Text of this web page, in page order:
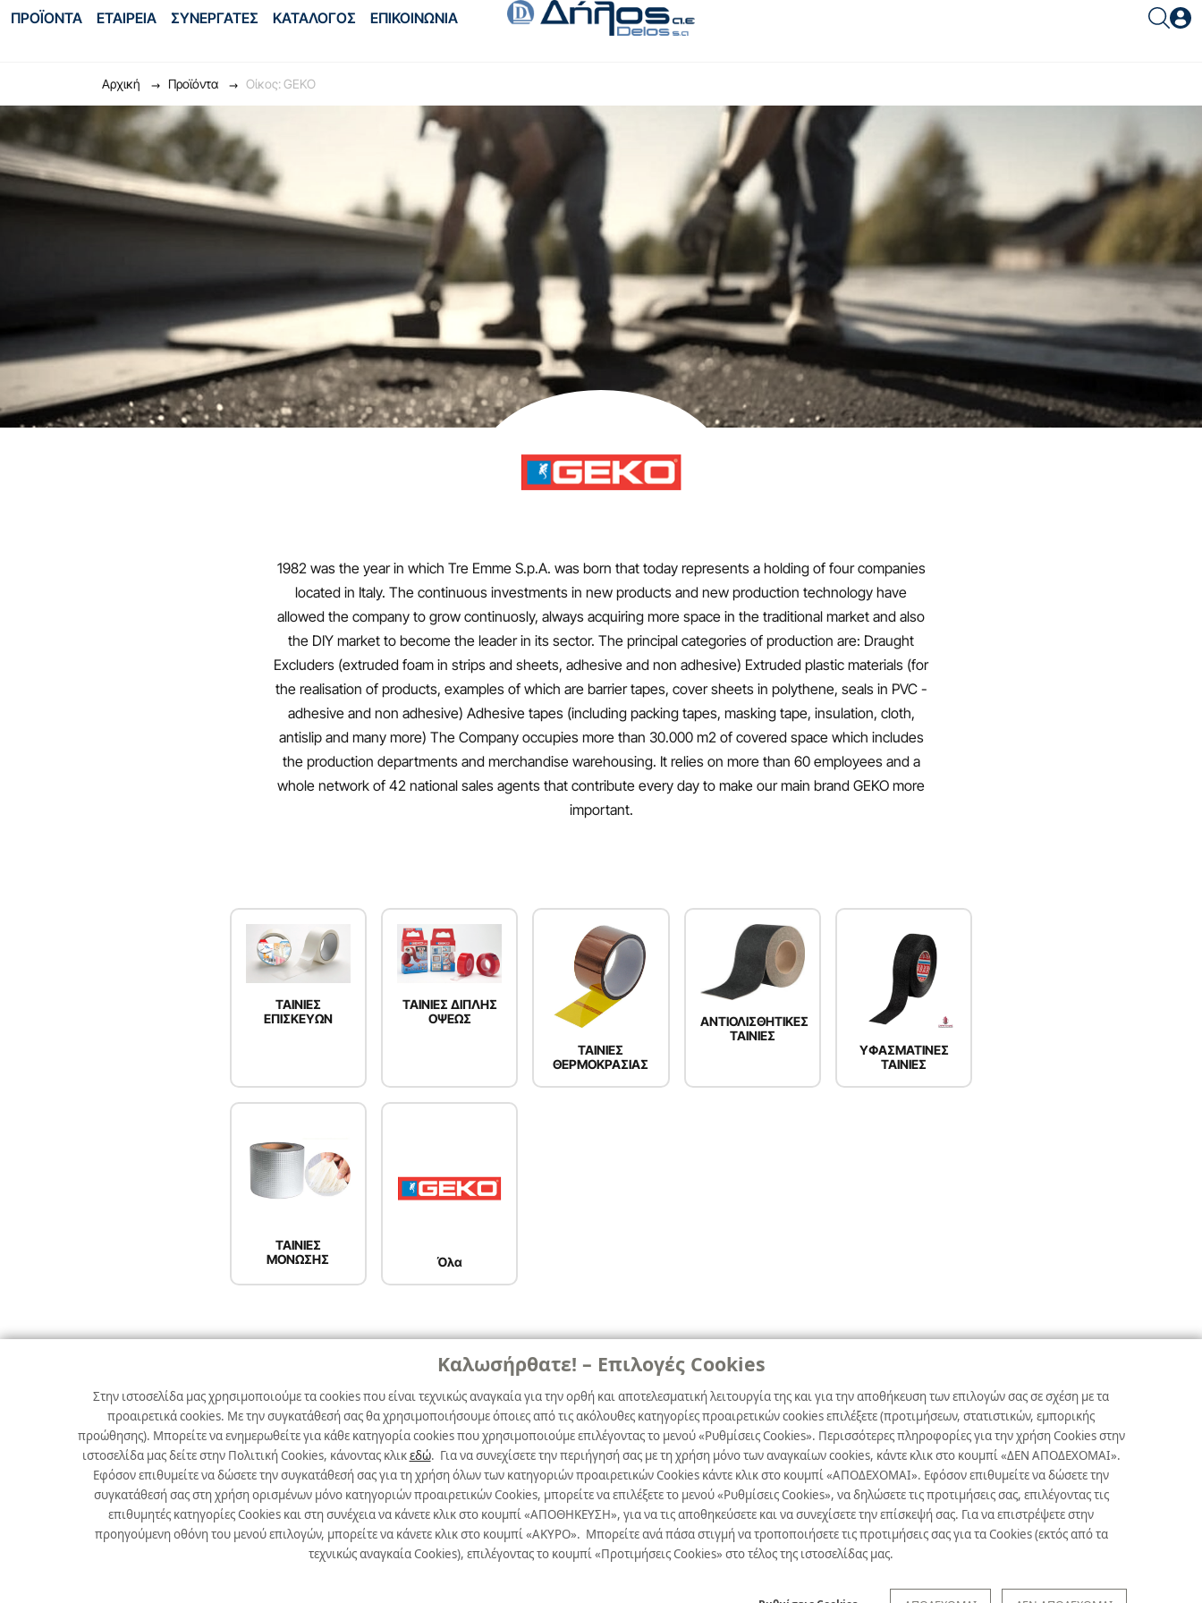
Καλωσήρθατε! – Επιλογές Cookies
Στην ιστοσελίδα μας χρησιμοποιούμε τα cookies που είναι τεχνικώς αναγκαία για την ορθή και αποτελεσματική λειτουργία της και για την αποθήκευση των επιλογών σας σε σχέση με τα
προαιρετικά cookies. Με την συγκατάθεσή σας θα χρησιμοποιήσουμε όποιες από τις ακόλουθες κατηγορίες προαιρετικών cookies επιλέξετε (προτιμήσεων, στατιστικών, εμπορικής
προώθησης). Μπορείτε να ενημερωθείτε για κάθε κατηγορία cookies που χρησιμοποιούμε επιλέγοντας το μενού «Ρυθμίσεις Cookies». Περισσότερες πληροφορίες για την χρήση Cookies στην
ιστοσελίδα μας δείτε στην Πολιτική Cookies, κάνοντας κλικεδώ. Για να συνεχίσετε την περιήγησή σας με τη χρήση μόνο των αναγκαίων cookies, κάντε κλικ στο κουμπί «ΔΕΝ ΑΠΟΔΕΧΟΜΑΙ».
Εφόσον επιθυμείτε να δώσετε την συγκατάθεσή σας για τη χρήση όλων των κατηγοριών προαιρετικών Cookies κάντε κλικ στο κουμπί «ΑΠΟΔΕΧΟΜΑΙ». Εφόσον επιθυμείτε να δώσετε την
συγκατάθεσή σας στη χρήση ορισμένων μόνο κατηγοριών προαιρετικών Cookies, μπορείτε να επιλέξετε το μενού «Ρυθμίσεις Cookies», να δηλώσετε τις προτιμήσεις σας, επιλέγοντας τις
επιθυμητές κατηγορίες Cookies και στη συνέχεια να κάνετε κλικ στο κουμπί «ΑΠΟΘΗΚΕΥΣΗ», για να τις αποθηκεύσετε και να συνεχίσετε την επίσκεψή σας. Για να επιστρέψετε στην
προηγούμενη οθόνη του μενού επιλογών, μπορείτε να κάνετε κλικ στο κουμπί «ΑΚΥΡΟ». Μπορείτε ανά πάσα στιγμή να τροποποιήσετε τις προτιμήσεις σας για τα Cookies (εκτός από τα
τεχνικώς αναγκαία Cookies), επιλέγοντας το κουμπί «Προτιμήσεις Cookies» στο τέλος της ιστοσελίδας μας.
ΠΡΟΪΟΝΤΑ ΕΤΑΙΡΕΙΑ ΣΥΝΕΡΓΑΤΕΣ ΚΑΤΑΛΟΓΟΣ ΕΠΙΚΟΙΝΩΝΙΑ
Ξέχασες το password;
Αρχική Προϊόντα Οίκος: GEKO
1982 was the year in which Tre Emme S.p.A. was born that today represents a holding of four companies
located in Italy. The continuous investments in new products and new production technology have
allowed the company to grow continuosly, always acquiring more space in the traditional market and also
the DIY market to become the leader in its sector. The principal categories of production are: Draught
Excluders (extruded foam in strips and sheets, adhesive and non adhesive) Extruded plastic materials (for
the realisation of products, examples of which are barrier tapes, cover sheets in polythene, seals in PVC -
adhesive and non adhesive) Adhesive tapes (including packing tapes, masking tape, insulation, cloth,
antislip and many more) The Company occupies more than 30.000 m2 of covered space which includes
the production departments and merchandise warehousing. It relies on more than 60 employees and a
whole network of 42 national sales agents that contribute every day to make our main brand GEKO more
important.
ΤΑΙΝΙΕΣ
ΕΠΙΣΚΕΥΩΝ
ΤΑΙΝΙΕΣ ΔΙΠΛΗΣ
ΟΨΕΩΣ
ΤΑΙΝΙΕΣ
ΘΕΡΜΟΚΡΑΣΙΑΣ
ΑΝΤΙΟΛΙΣΘΗΤΙΚΕΣ
ΤΑΙΝΙΕΣ
ΥΦΑΣΜΑΤΙΝΕΣ
ΤΑΙΝΙΕΣ
ΤΑΙΝΙΕΣ
ΜΟΝΩΣΗΣ
Όλα
Αρχική
Εταιρεία
Προϊόντα
Επικοινωνία
Νέα
Θέσεις Εργασίας
Χρήσιμα
Όροι χρήσης &
Όροι Xρήσης
Δήλωση Aπορρήτου
Πολιτική Cookies
Προτιμήσεις Cookies